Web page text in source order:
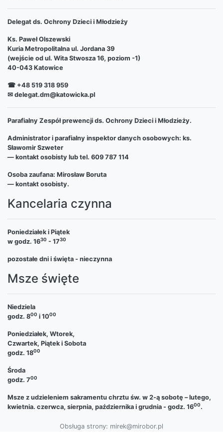
Delegat ds. Ochrony Dzieci i Młodzieży
Ks. Paweł Olszewski
Kuria Metropolitalna ul. Jordana 39
(wejście od ul. Wita Stwosza 16, poziom -1)
40-043 Katowice
☎ +48 519 318 959
✉ delegat.dm@katowicka.pl
Parafialny Zespół prewencji ds. Ochrony Dzieci i Młodzieży.
Administrator i parafialny inspektor danych osobowych: ks.
Sławomir Szweter
— kontakt osobisty lub tel. 609 787 114
Osoba zaufana: Mirosław Boruta
— kontakt osobisty.
Kancelaria czynna
Poniedziałek i Piątek
w godz. 1630 - 1730
pozostałe dni i święta - nieczynna
Msze święte
Niedziela
godz. 800 i 1000
Poniedziałek, Wtorek,
Czwartek, Piątek i Sobota
godz. 1800
Środa
godz. 700
Msze z udzieleniem sakramentu chrztu św. w 2-ą sobotę – lutego,
kwietnia. czerwca, sierpnia, października i grudnia - godz. 1600.
Obsługa strony: mirek@mirobor.pl